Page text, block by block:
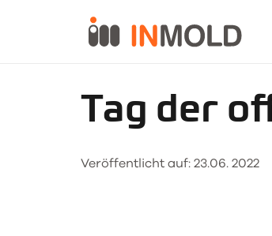
Tag der
Veröffentlicht auf: 23.06. 2022